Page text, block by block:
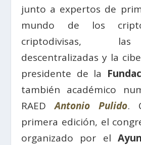
junto a expertos de
mundo de los
criptodivisas,
descentralizadas y la
presidente de la
también académico
RAEDAntonio Pulido.
primera edición, el
organizado por el